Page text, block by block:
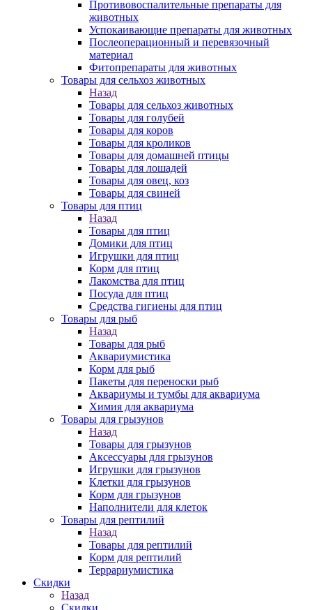
Противовоспалительные препараты для
животных
Успокаивающие препараты для животных
Послеоперационный и перевязочный
материал
Фитопрепараты для животных
Товары для сельхоз животных
Назад
Товары для сельхоз животных
Товары для голубей
Товары для коров
Товары для кроликов
Товары для домашней птицы
Товары для лошадей
Товары для овец, коз
Товары для свиней
Товары для птиц
Назад
Товары для птиц
Домики для птиц
Игрушки для птиц
Корм для птиц
Лакомства для птиц
Посуда для птиц
Средства гигиены для птиц
Товары для рыб
Назад
Товары для рыб
Аквариумистика
Корм для рыб
Пакеты для переноски рыб
Аквариумы и тумбы для аквариума
Химия для аквариума
Товары для грызунов
Назад
Товары для грызунов
Аксессуары для грызунов
Игрушки для грызунов
Клетки для грызунов
Корм для грызунов
Наполнители для клеток
Товары для рептилий
Назад
Товары для рептилий
Корм для рептилий
Террариумистика
Скидки
Назад
Скидки